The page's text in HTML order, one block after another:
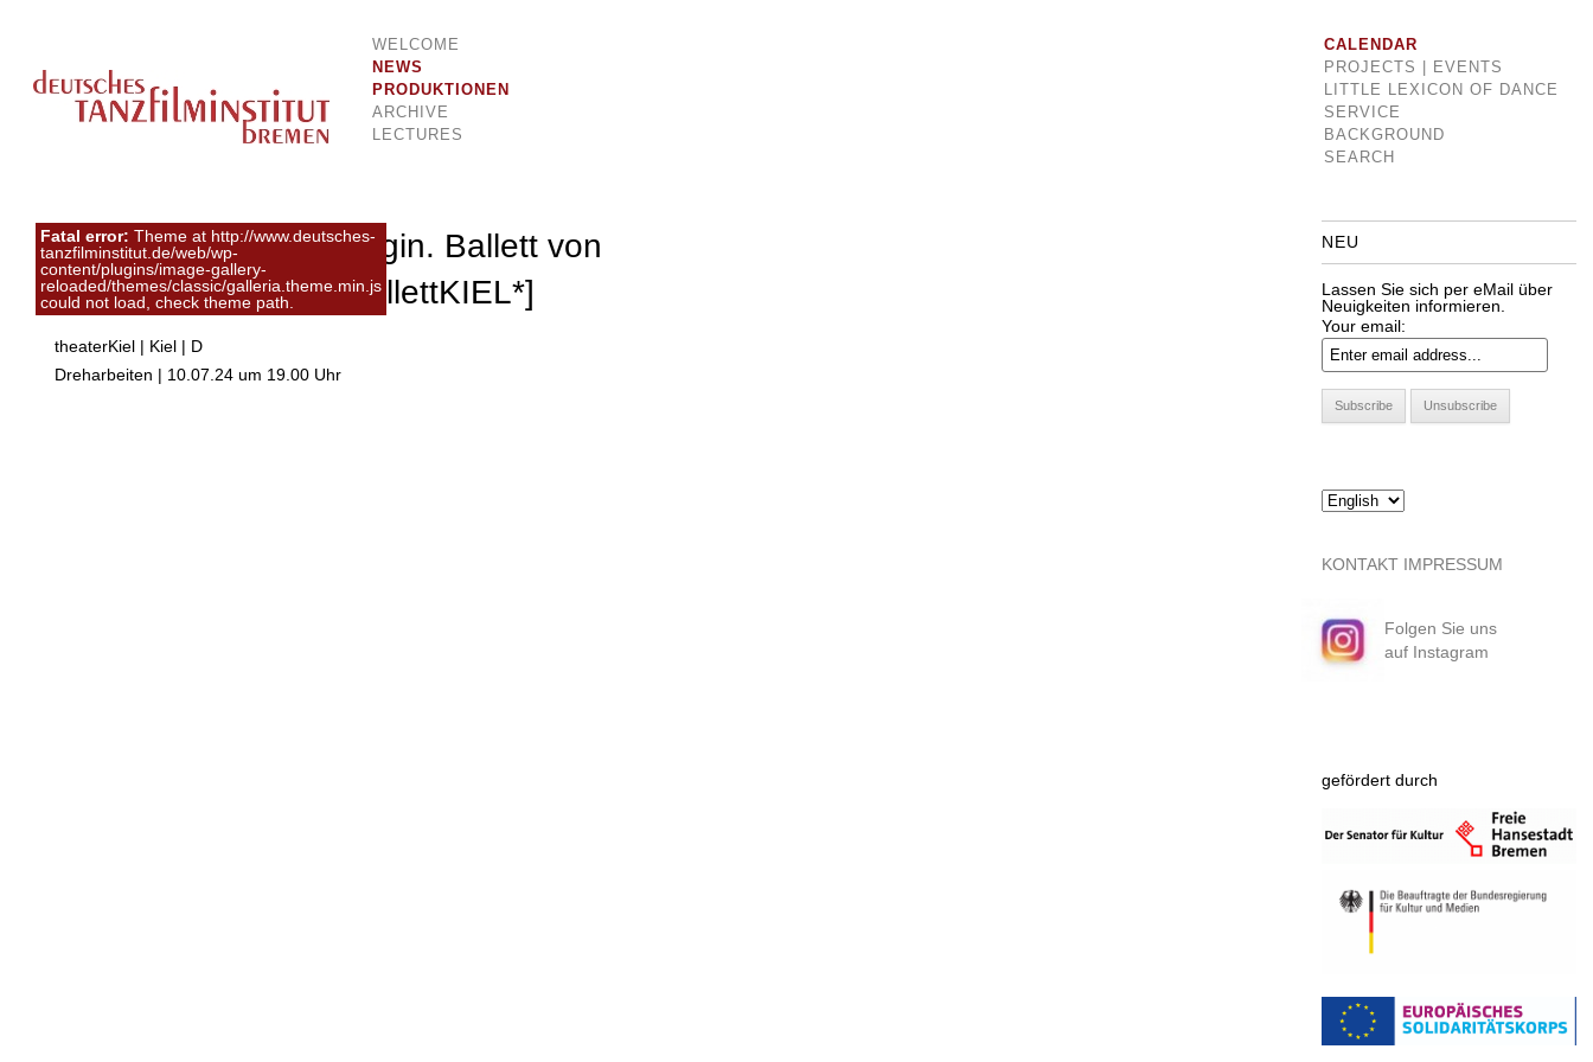
Deutsches Tanzfilminstitut Bremen
WELCOME
NEWS
PRODUKTIONEN
ARCHIVE
LECTURES
CALENDAR
PROJECTS | EVENTS
LITTLE LEXICON OF DANCE
SERVICE
BACKGROUND
SEARCH
Fatal error: Theme at http://www.deutsches-
tanzfilminstitut.de/web/wp-
content/plugins/image-gallery-
reloaded/themes/classic/galleria.theme.min.js
could not load, check theme path.
(Deutsch) Eugen Onegin. Ballett von
Yaroslav Ivanenko [ballettKIEL*]
theaterKiel | Kiel | D
Dreharbeiten | 10.07.24 um 19.00 Uhr
NEU
Lassen Sie sich per eMail über
Neuigkeiten informieren.
Your email:
KONTAKT IMPRESSUM
Folgen Sie uns
auf Instagram
gefördert durch